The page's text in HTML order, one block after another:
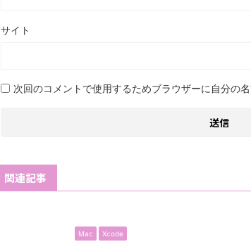
サイト
次回のコメントで使用するためブラウザーに自分の
関連記事
Mac Xcode